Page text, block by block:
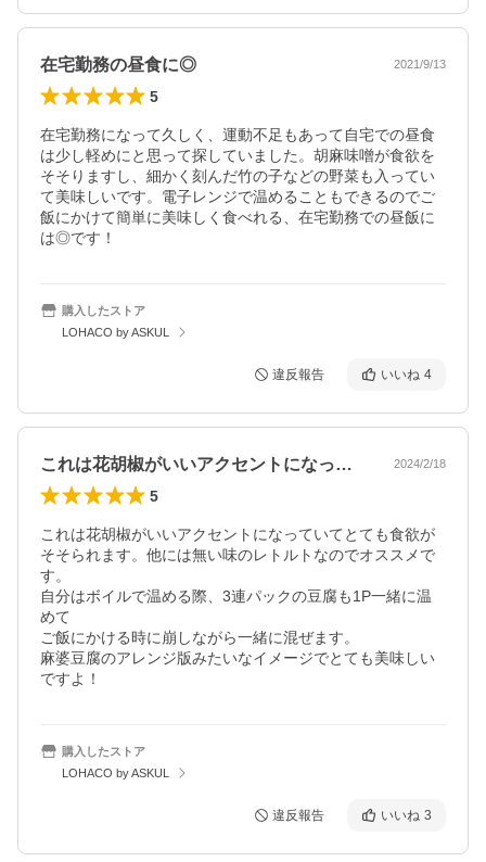
在宅勤務の昼食に◎ 2021/9/13
5
在宅勤務になって久しく、運動不足もあって自宅での昼食
は少し軽めにと思って探していました。胡麻味噌が食欲を
そそりますし、細かく刻んだ竹の子などの野菜も入ってい
て美味しいです。電子レンジで温めることもできるのでご
飯にかけて簡単に美味しく食べれる、在宅勤務での昼飯に
は◎です！
購入したストア
LOHACO by ASKUL
違反報告 いいね 4
これは花胡椒がいいアクセントになってい… 2024/2/18
5
これは花胡椒がいいアクセントになっていてとても食欲が
そそられます。他には無い味のレトルトなのでオススメで
す。
自分はボイルで温める際、3連パックの豆腐も1P一緒に温
めて
ご飯にかける時に崩しながら一緒に混ぜます。
麻婆豆腐のアレンジ版みたいなイメージでとても美味しい
ですよ！
購入したストア
LOHACO by ASKUL
違反報告 いいね 3